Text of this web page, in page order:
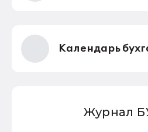
Календарь
Журнал